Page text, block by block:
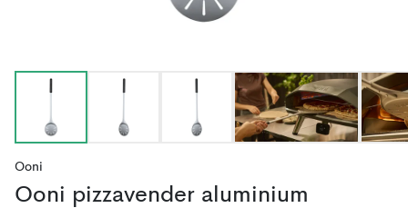
Ooni
Ooni pizzavender aluminium